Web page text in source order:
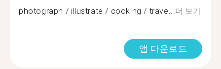
photograph / illustrate / cooking / trave...더 보기
앱 다운로드